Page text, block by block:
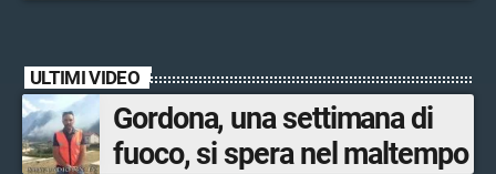
ULTIMI VIDEO
Gordona, una settimana di
fuoco, si spera nel maltempo